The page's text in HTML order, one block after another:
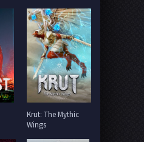
Krut: The Mythic
Wings